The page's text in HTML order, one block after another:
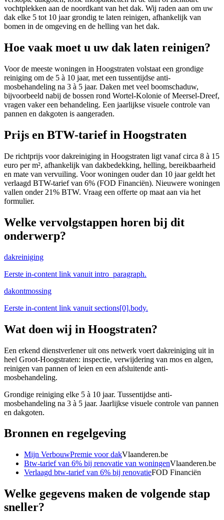
vochtplekken aan de noordkant van het dak. Wij raden aan om uw
dak elke 5 tot 10 jaar grondig te laten reinigen, afhankelijk van
bomen in de omgeving en de helling van het dak.
Hoe vaak moet u uw dak laten reinigen?
Voor de meeste woningen in Hoogstraten volstaat een grondige
reiniging om de 5 à 10 jaar, met een tussentijdse anti-
mosbehandeling na 3 à 5 jaar. Daken met veel boomschaduw,
bijvoorbeeld nabij de bossen rond Wortel-Kolonie of Meersel-Dreef,
vragen vaker een behandeling. Een jaarlijkse visuele controle van
pannen en dakgoten is aangeraden.
Prijs en BTW-tarief in Hoogstraten
De richtprijs voor dakreiniging in Hoogstraten ligt vanaf circa 8 à 15
euro per m², afhankelijk van dakbedekking, helling, bereikbaarheid
en mate van vervuiling. Voor woningen ouder dan 10 jaar geldt het
verlaagd BTW-tarief van 6% (FOD Financiën). Nieuwere woningen
vallen onder 21% BTW. Vraag een offerte op maat aan via het
formulier.
Welke vervolgstappen horen bij dit
onderwerp?
dakreiniging
Eerste in-content link vanuit intro_paragraph.
dakontmossing
Eerste in-content link vanuit sections[0].body.
Wat doen wij in Hoogstraten?
Een erkend dienstverlener uit ons netwerk voert dakreiniging uit in
heel Groot-Hoogstraten: inspectie, verwijdering van mos en algen,
reinigen van pannen of leien en een afsluitende anti-
mosbehandeling.
Grondige reiniging elke 5 à 10 jaar. Tussentijdse anti-
mosbehandeling na 3 à 5 jaar. Jaarlijkse visuele controle van pannen
en dakgoten.
Bronnen en regelgeving
Mijn VerbouwPremie voor dakVlaanderen.be
Btw-tarief van 6% bij renovatie van woningenVlaanderen.be
Verlaagd btw-tarief van 6% bij renovatieFOD Financiën
Welke gegevens maken de volgende stap
sneller?